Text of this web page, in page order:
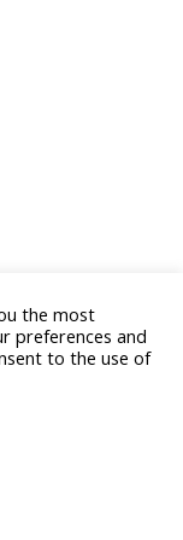
the most
preferences and
to the use of